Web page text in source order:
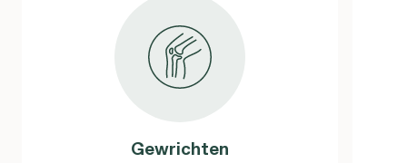
Gewrichten